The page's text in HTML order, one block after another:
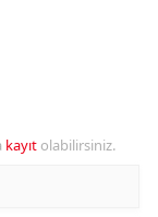
kayıt olabilirsiniz.